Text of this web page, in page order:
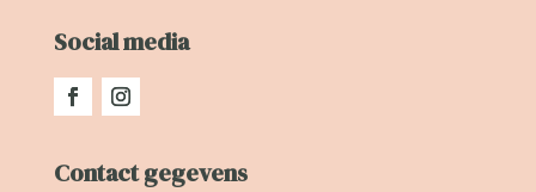
Social media
Contact gegevens